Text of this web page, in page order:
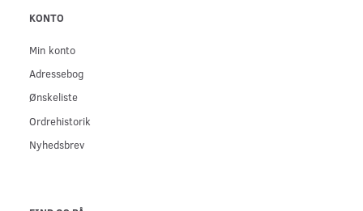
KONTO
Min konto
Adressebog
Ønskeliste
Ordrehistorik
Nyhedsbrev